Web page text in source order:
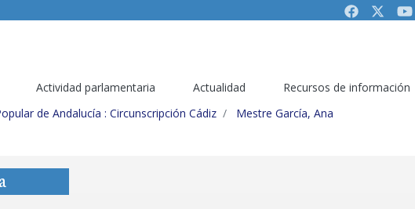
Facebook
Actividad parlamentaria Actualidad
Recursos de información
de Andalucía : Circunscripción Cádiz Mestre García, Ana